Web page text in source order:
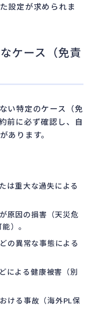
設定が求められま
ケース（免責
い特定のケース（免
前に必ず確認し、自
あります。
は重大な過失による
原因の損害（天災危
）。
の異常な事態による
による健康被害（別
ける事故（海外PL保